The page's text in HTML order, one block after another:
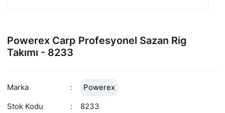
Powerex Carp Profesyonel Sazan Rig
Takımı - 8233
Marka
Powerex
Stok Kodu
8233